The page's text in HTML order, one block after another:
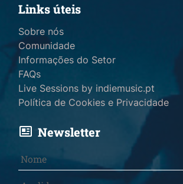
Links úteis
Sobre nós
Comunidade
Informações do Setor
FAQs
Live Sessions by indiemusic.pt
Política de Cookies e Privacidade
Newsletter